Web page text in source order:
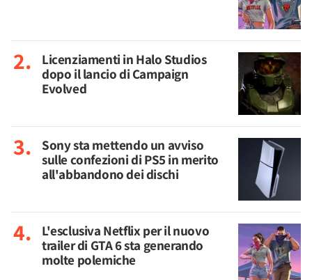
Licenziamenti in Halo Studios
dopo il lancio di Campaign
Evolved
Sony sta mettendo un avviso
sulle confezioni di PS5 in merito
all'abbandono dei dischi
L'esclusiva Netflix per il nuovo
trailer di GTA 6 sta generando
molte polemiche